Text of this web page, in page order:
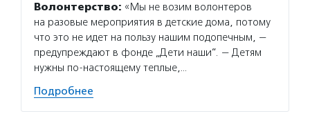
Волонтерство: «Мы не возим волонтеров
на разовые мероприятия в детские дома, потому
что это не идет на пользу нашим подопечным, —
предупреждают в фонде „Дети наши“. — Детям
нужны по-настоящему теплые,…
Подробнее